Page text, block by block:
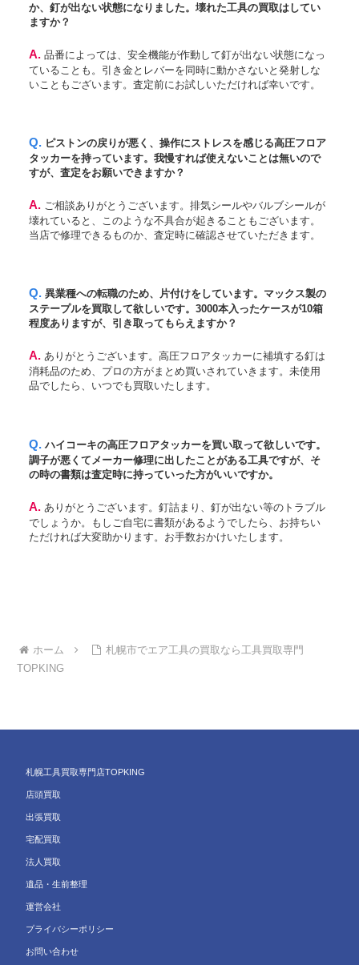
か、釘が出ない状態になりました。壊れた工具の買取はしてい
ますか？
A. 品番によっては、安全機能が作動して釘が出ない状態になっ
ていることも。引き金とレバーを同時に動かさないと発射しな
いこともございます。査定前にお試しいただければ幸いです。
Q. ピストンの戻りが悪く、操作にストレスを感じる高圧フロア
タッカーを持っています。我慢すれば使えないことは無いので
すが、査定をお願いできますか？
A. ご相談ありがとうございます。排気シールやバルブシールが
壊れていると、このような不具合が起きることもございます。
当店で修理できるものか、査定時に確認させていただきます。
Q. 異業種への転職のため、片付けをしています。マックス製の
ステープルを買取して欲しいです。3000本入ったケースが10箱
程度ありますが、引き取ってもらえますか？
A. ありがとうございます。高圧フロアタッカーに補填する釘は
消耗品のため、プロの方がまとめ買いされていきます。未使用
品でしたら、いつでも買取いたします。
Q. ハイコーキの高圧フロアタッカーを買い取って欲しいです。
調子が悪くてメーカー修理に出したことがある工具ですが、そ
の時の書類は査定時に持っていった方がいいですか。
A. ありがとうございます。釘詰まり、釘が出ない等のトラブル
でしょうか。もしご自宅に書類があるようでしたら、お持ちい
ただければ大変助かります。お手数おかけいたします。
ホーム
札幌市でエア工具の買取なら工具買取専門
TOPKING
札幌工具買取専門店TOPKING
店頭買取
出張買取
宅配買取
法人買取
遺品・生前整理
運営会社
プライバシーポリシー
お問い合わせ